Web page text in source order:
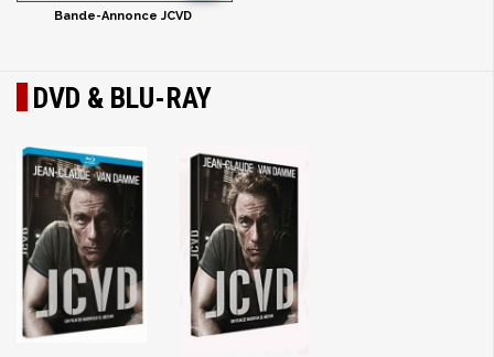
Bande-Annonce JCVD
DVD & BLU-RAY